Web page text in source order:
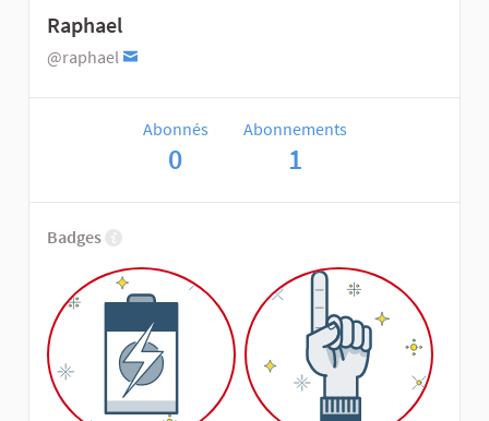
Raphael
@raphael
Abonnés
0
Abonnements
1
Badges